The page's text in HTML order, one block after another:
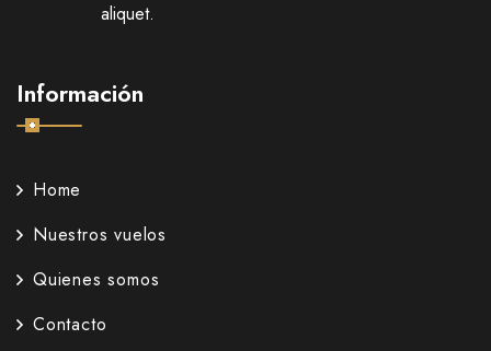
aliquet.
Información
Home
Nuestros vuelos
Quienes somos
Contacto